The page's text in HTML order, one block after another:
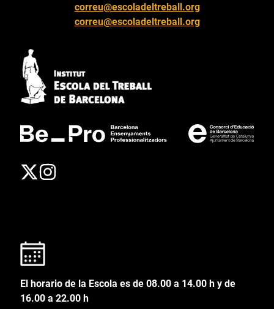
correu@escoladeltreball.org
correu@escoladeltreball.org
El horario de la Escola es de 08.00 a 14.00 h y de
16.00 a 22.00 h